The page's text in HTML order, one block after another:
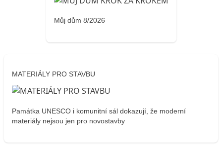
Můj dům 8/2026
MATERIÁLY PRO STAVBU
Památka UNESCO i komunitní sál dokazují, že moderní
materiály nejsou jen pro novostavby